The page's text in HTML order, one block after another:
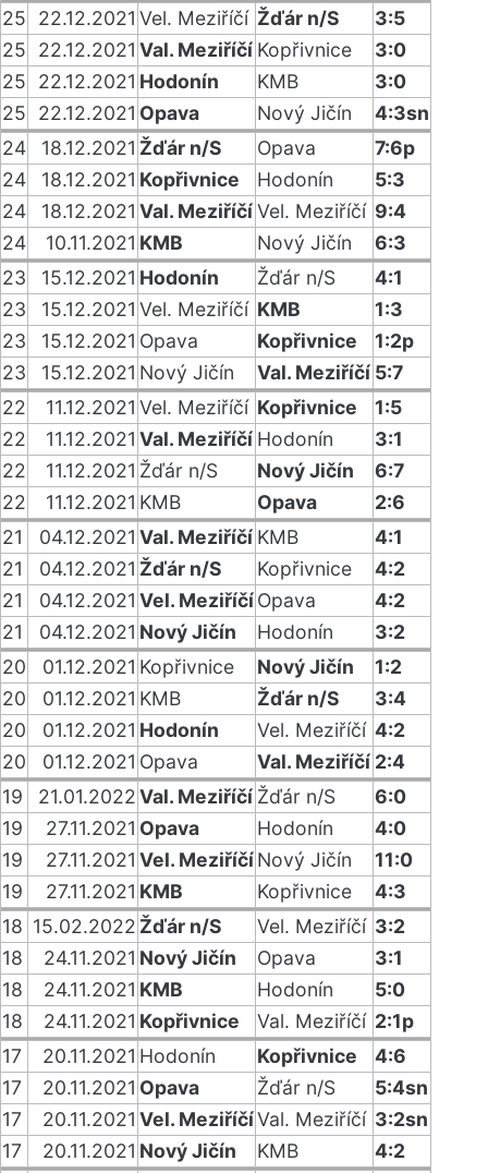
25 22.12.2021 Vel. Meziříčí Žďár n/S
3:5
25
22.12.2021 Val. Meziříčí Kopřivnice
3:0
25
22.12.2021 Hodonín KMB
3:0
25
22.12.2021 Opava Nový Jičín
4:3sn
24
18.12.2021 Žďár n/S Opava
7:6p
24
18.12.2021 Kopřivnice Hodonín
5:3
24
18.12.2021 Val. MeziříčíVel. Meziříčí 9:4
24
10.11.2021 KMB Nový Jičín
6:3
23
15.12.2021 Hodonín Žďár n/S
4:1
23
15.12.2021 Vel. Meziříčí KMB
1:3
23
15.12.2021 Opava Kopřivnice
1:2p
23
15.12.2021 Nový Jičín Val. Meziříčí 5:7
22
11.12.2021 Vel. Meziříčí Kopřivnice
1:5
22
11.12.2021 Val. Meziříčí Hodonín
3:1
22
11.12.2021 Žďár n/S Nový Jičín
6:7
22
11.12.2021 KMB Opava
2:6
21
04.12.2021 Val. Meziříčí KMB
4:1
21
04.12.2021 Žďár n/S Kopřivnice
4:2
21
04.12.2021 Vel. MeziříčíOpava
4:2
21
04.12.2021 Nový Jičín Hodonín
3:2
20
01.12.2021 Kopřivnice Nový Jičín
1:2
20
01.12.2021 KMB Žďár n/S
3:4
20
01.12.2021 Hodonín Vel. Meziříčí 4:2
20
01.12.2021 Opava Val. Meziříčí 2:4
19
21.01.2022Val. Meziříčí Žďár n/S
6:0
19
27.11.2021 Opava Hodonín
4:0
19
27.11.2021 Vel. MeziříčíNový Jičín
11:0
19
27.11.2021 KMB Kopřivnice
4:3
18 15.02.2022 Žďár n/S Vel. Meziříčí 3:2
18
24.11.2021 Nový Jičín Opava
3:1
18
24.11.2021 KMB Hodonín
5:0
18
24.11.2021 Kopřivnice Val. Meziříčí 2:1p
17
20.11.2021 Hodonín Kopřivnice
4:6
17
20.11.2021 Opava Žďár n/S
5:4sn
17
20.11.2021 Vel. MeziříčíVal. Meziříčí 3:2sn
17
20.11.2021 Nový Jičín KMB
4:2